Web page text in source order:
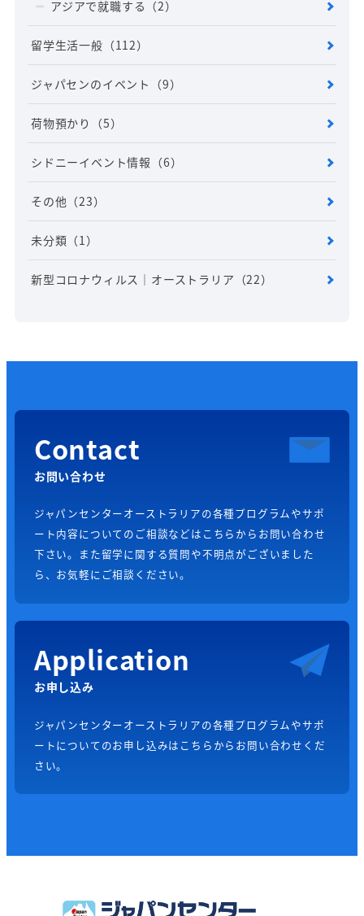
アジアで就職する （2）
留学生活一般 （112）
ジャパセンのイベント （9）
荷物預かり （5）
シドニーイベント情報 （6）
その他 （23）
未分類 （1）
新型コロナウィルス｜オーストラリア （22）
Contact
お問い合わせ
ジャパンセンターオーストラリアの各種プログラムやサポ
ート内容についてのご相談などはこちらからお問い合わせ
下さい。また留学に関する質問や不明点がございました
ら、お気軽にご相談ください。
Application
お申し込み
ジャパンセンターオーストラリアの各種プログラムやサポ
ートについてのお申し込みはこちらからお問い合わせくだ
さい。